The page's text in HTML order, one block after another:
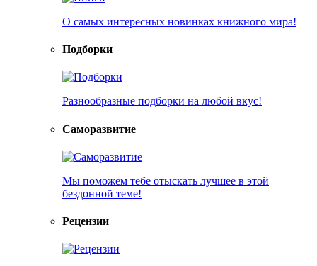
О самых интересных новинках книжного мира!
Подборки
Разнообразные подборки на любой вкус!
Саморазвитие
Мы поможем тебе отыскать лучшее в этой
бездонной теме!
Рецензии